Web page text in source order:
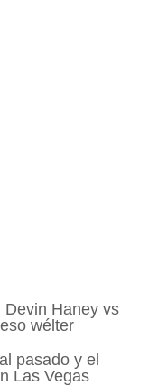
Devin Haney vs
wélter
pasado y el
Las Vegas